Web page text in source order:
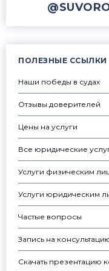
ПОЛЕЗНЫЕ ССЫЛКИ
Наши победы в судах
Отзывы доверителей
Цены на услуги
Все юридические
Услуги физическим
Услуги юридическим
Частые вопросы
Запись на
Скачать презентацию